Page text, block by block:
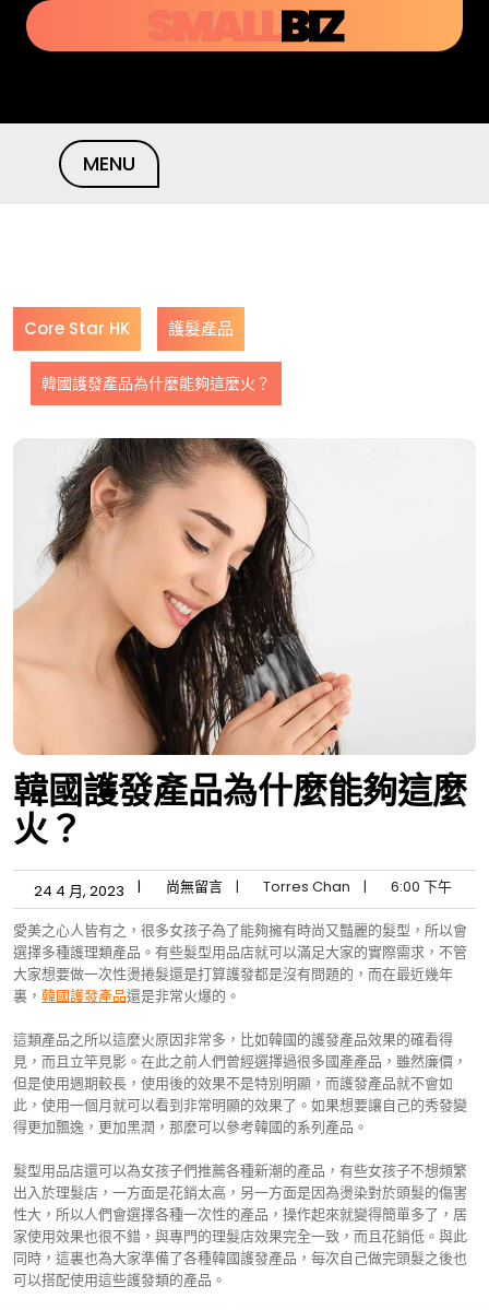
content
MENU
Core Star HK 護髮產品
韓國護發產品為什麼能夠這麼火？
韓國護發產品為什麼能夠這麼
火？
24 4 月, 2023 | 尚無留言 | Torres Chan | 6:00 下午
愛美之心人皆有之，很多女孩子為了能夠擁有時尚又豔麗的髮型，所以會
選擇多種護理類產品。有些髮型用品店就可以滿足大家的實際需求，不管
大家想要做一次性燙捲髮還是打算護發都是沒有問題的，而在最近幾年
裏， 韓國護發產品還是非常火爆的。
這類產品之所以這麼火原因非常多，比如韓國的護發產品效果的確看得
見，而且立竿見影。在此之前人們曾經選擇過很多國產產品，雖然廉價，
但是使用週期較長，使用後的效果不是特別明顯，而護發產品就不會如
此，使用一個月就可以看到非常明顯的效果了。如果想要讓自己的秀發變
得更加飄逸，更加黑潤，那麼可以參考韓國的系列產品。
髮型用品店還可以為女孩子們推薦各種新潮的產品，有些女孩子不想頻繁
出入於理髮店，一方面是花銷太高，另一方面是因為燙染對於頭髮的傷害
性大，所以人們會選擇各種一次性的產品，操作起來就變得簡單多了，居
家使用效果也很不錯，與專門的理髮店效果完全一致，而且花銷低。與此
同時，這裏也為大家準備了各種韓國護發產品，每次自己做完頭髮之後也
可以搭配使用這些護發類的產品。